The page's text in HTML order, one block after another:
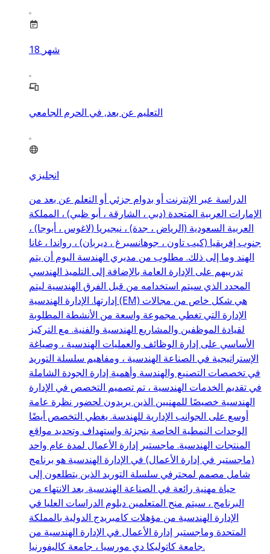
18 شهر
التعليم عن بعد, في الحرم الجامعي
انجليزي
الدراسة عبر الإنترنت أو بدوام جزئي أو التعلم عن بعد من
الإمارات العربية المتحدة (دبي ، الشارقة ، أبو ظبي) ، المملكة
العربية السعودية (الرياض ، جدة) ، نيجيريا (لاغوس ، أبوجا) ،
جنوب إفريقيا (كيب تاون ، جوهانسبرغ ، ديربان) ، رواندا ، غانا
الهند وما إلى ذلك. مطلوب من مديري الهندسة اليوم أن يتم
تدريبهم على الإدارة العامة بالإضافة إلى التلميذ الهندسي
المحدد الذي سيتم استخدامه من قبل الفرق الهندسية ليتم
إدارتها. الإدارة الهندسية (EM) هي شكل خاص من مجالات
الإدارة التي تغطي مجموعة واسعة من الأنشطة المطلوبة
لقيادة الموظفين والمشاريع الهندسية والفنية. مع التركيز
الأساسي على إدارة الوظائف والعمليات الهندسية ، وصياغة
الإستراتيجية في الصناعة الهندسية ، ومفاهيم سلسلة التوريد
في تخصصات التصنيع والهندسة وأهمية إدارة الجودة الشاملة
في تقديم الخدمات الهندسية ، تم تصميم التخصص في الإدارة
الهندسية خصيصًا للمهنيين الذين يريدون لحضور نظرة عامة
أوسع على الجوانب الإدارية للهندسة. يغطي التخصص أيضًا
الوحدات النمطية الخاصة بتجزئة واستهداف وتحديد مواقع
المنتجات الهندسية. ماجستير إدارة الأعمال لمدة عام واحد
(ماجستير في إدارة الأعمال) في الإدارة الهندسية هو برنامج
شامل مصمم لمحترفي سلسلة التوريد الذين يتطلعون إلى
حياة مهنية رائعة في الصناعة الهندسية. بعد الانتهاء من
البرنامج ، سيتم منح المتعلمين دبلوم الدراسات العليا في
الإدارة الهندسية من مؤهلات كامبريدج الدولية بالمملكة
المتحدة وماجستير إدارة الأعمال في الإدارة الهندسية من
جامعة كاتوليكا دي مورسيا ، جامعة كاليفورنيا.